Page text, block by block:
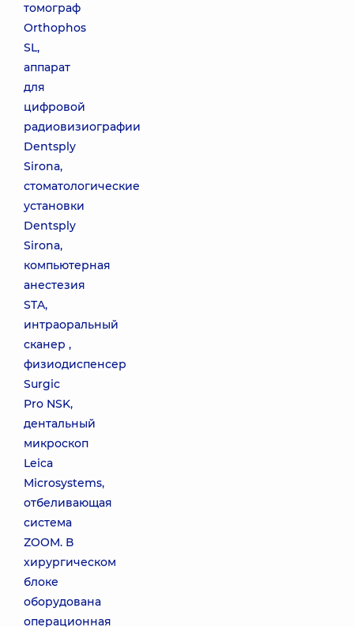
томограф
Orthophos
SL,
аппарат
для
цифровой
радиовизиографии
Dentsply
Sirona,
стоматологические
установки
Dentsply
Sirona,
компьютерная
анестезия
STA,
интраоральный
сканер ,
физиодиспенсер
Surgic
Pro NSK,
дентальный
микроскоп
Leica
Microsystems,
отбеливающая
система
ZOOM. В
хирургическом
блоке
оборудована
операционная